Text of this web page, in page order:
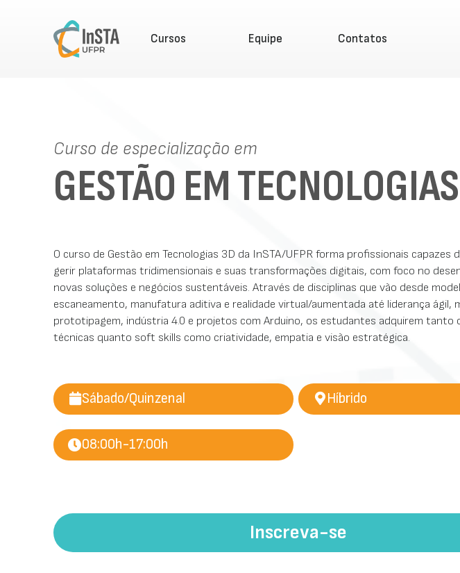
Cursos Equipe Contatos
Curso de especialização em
GESTÃO EM
O curso de Gestão em Tecnologias 3D da InSTA/UFPR forma profissionais capazes
gerir plataformas tridimensionais e suas transformações digitais, com foco no
novas soluções e negócios sustentáveis. Através de disciplinas que vão desde
escaneamento, manufatura aditiva e realidade virtual/aumentada até liderança ágil,
prototipagem, indústria 4.0 e projetos com Arduino, os estudantes adquirem tanto
técnicas quanto soft skills como criatividade, empatia e visão estratégica.
Sábado/Quinzenal Híbrido
08:00h-17:00h
Inscreva-se